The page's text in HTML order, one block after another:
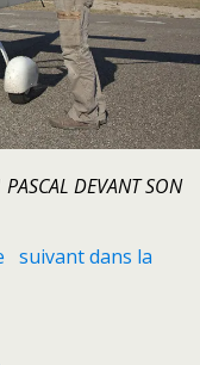
DEVANT SON
suivant dans la